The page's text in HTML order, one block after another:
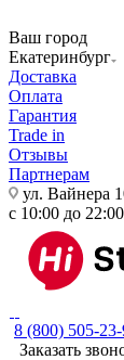
Ваш город
Екатеринбург
Доставка
Оплата
Гарантия
Trade in
Отзывы
Партнерам
ул. Вайнера
с 10:00 до 22:00
8 (800) 505-23-
Заказать